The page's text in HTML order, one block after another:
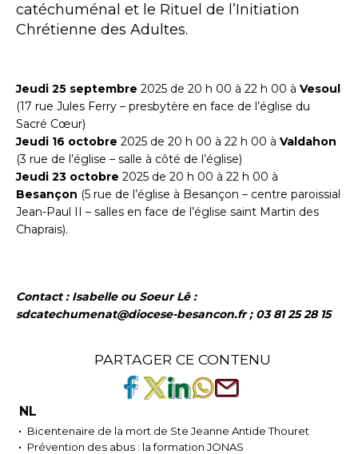
catéchuménal et le Rituel de l’Initiation
Chrétienne des Adultes.
Jeudi 25 septembre 2025 de 20 h 00 à 22 h 00 à Vesoul
(17 rue Jules Ferry – presbytère en face de l’église du
Sacré Cœur)
Jeudi 16 octobre 2025 de 20 h 00 à 22 h 00 à Valdahon
(3 rue de l’église – salle à côté de l’église)
Jeudi 23 octobre 2025 de 20 h 00 à 22 h 00 à
Besançon (5 rue de l’église à Besançon – centre paroissial
Jean-Paul II – salles en face de l’église saint Martin des
Chaprais).
Contact : Isabelle ou Soeur Lê :
sdcatechumenat@diocese-besancon.fr ; 03 81 25 28 15
PARTAGER CE CONTENU
NL
Bicentenaire de la mort de Ste Jeanne Antide Thouret
Prévention des abus : la formation JONAS